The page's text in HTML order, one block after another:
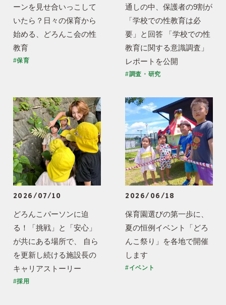
ーンを見せ合いっこして
いたら？日々の保育から
始める、どろんこ会の性
教育
#保育
通しの中、保護者の9割が
「学校での性教育は必
要」と回答 「学校での性
教育に関する意識調査」
レポートを公開
#調査・研究
2026/07/10
どろんこパーソンに迫
る！「挑戦」と「安心」
が共にある場所で、 自ら
を更新し続ける施設長の
キャリアストーリー
#採用
2026/06/18
保育園選びの第一歩に、
夏の恒例イベント「どろ
んこ祭り」を各地で開催
します
#イベント